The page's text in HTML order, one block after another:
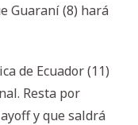
Guaraní (8) hará
de Ecuador (11)
Resta por
y que saldrá